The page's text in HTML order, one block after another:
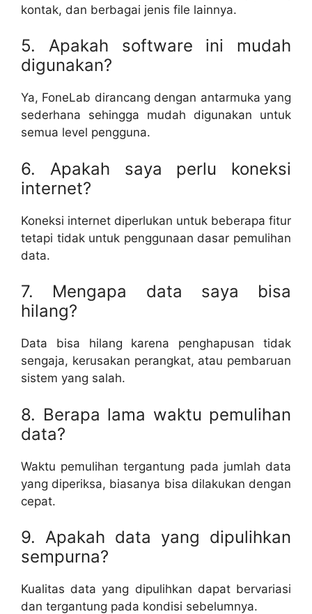
kontak, dan berbagai jenis file lainnya.
5. Apakah software ini mudah
digunakan?
Ya, FoneLab dirancang dengan antarmuka yang
sederhana sehingga mudah digunakan untuk
semua level pengguna.
6. Apakah saya perlu koneksi
internet?
Koneksi internet diperlukan untuk beberapa fitur
tetapi tidak untuk penggunaan dasar pemulihan
data.
7. Mengapa data saya bisa
hilang?
Data bisa hilang karena penghapusan tidak
sengaja, kerusakan perangkat, atau pembaruan
sistem yang salah.
8. Berapa lama waktu pemulihan
data?
Waktu pemulihan tergantung pada jumlah data
yang diperiksa, biasanya bisa dilakukan dengan
cepat.
9. Apakah data yang dipulihkan
sempurna?
Kualitas data yang dipulihkan dapat bervariasi
dan tergantung pada kondisi sebelumnya.